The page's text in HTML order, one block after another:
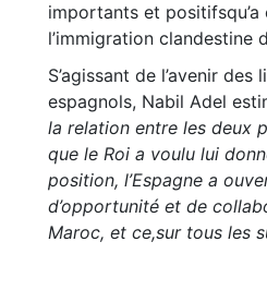
importants et
l’immigration clandestine
S’agissant de l’avenir des
espagnols, Nabil Adel
la relation entre les deux
que le Roi a voulu lui
position, l’Espagne a
d’opportunité et de
Maroc, et ce,sur tous les